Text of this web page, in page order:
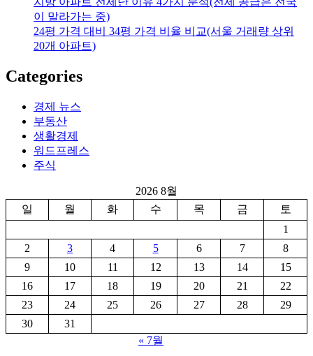
이 말라가는 중)
24평 가격 대비 34평 가격 비율 비교(서울 거래량 상위
20개 아파트)
Categories
경제 뉴스
부동산
생활경제
워드프레스
주식
2026 8월
일
월 화 수 목 금
토
1
2
3 4 5 6 7
8
9
10 11 12 13 14
15
16
17 18 19 20 21
22
23
24 25 26 27 28
29
30
31
« 7월